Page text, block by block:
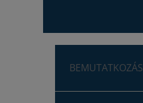
BEMUTATKOZÁS